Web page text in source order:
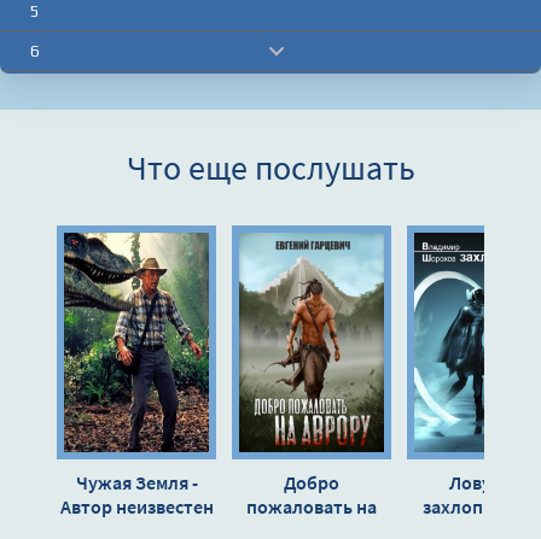
5
6
Что еще послушать
Чужая Земля -
Автор неизвестен
Добро
пожаловать на
Ловушка